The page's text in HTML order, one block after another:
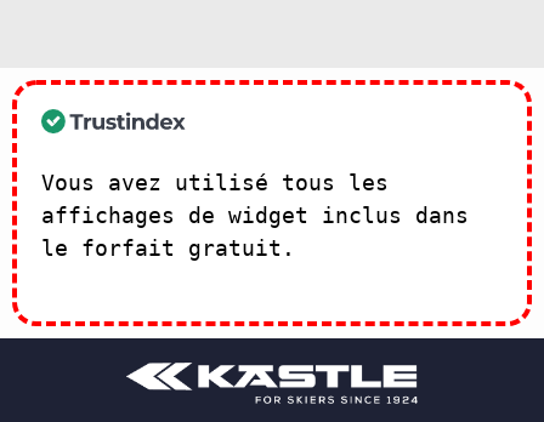
Vous avez utilisé tous les
affichages de widget inclus dans
le forfait gratuit.